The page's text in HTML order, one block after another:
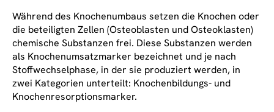
Während des Knochenumbaus setzen die Knochen oder
die beteiligten Zellen (Osteoblasten und Osteoklasten)
chemische Substanzen frei. Diese Substanzen werden
als Knochenumsatzmarker bezeichnet und je nach
Stoffwechselphase, in der sie produziert werden, in
zwei Kategorien unterteilt: Knochenbildungs- und
Knochenresorptionsmarker.